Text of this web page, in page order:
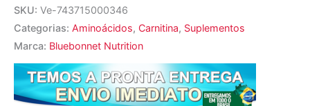
SKU: Ve-743715000346
Categorias: Aminoácidos, Carnitina, Suplementos
Marca: Bluebonnet Nutrition